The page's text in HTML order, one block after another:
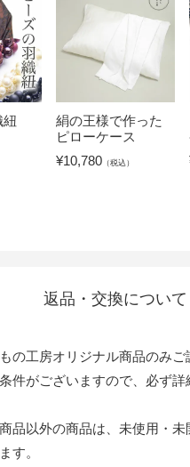
紐
絹の王様で作った
ピローケース
¥10,780 （税込）
返品・交換について
の工房オリジナル商品のみご
件がございますので、必ず詳
品以外の商品は、未使用・未
す。